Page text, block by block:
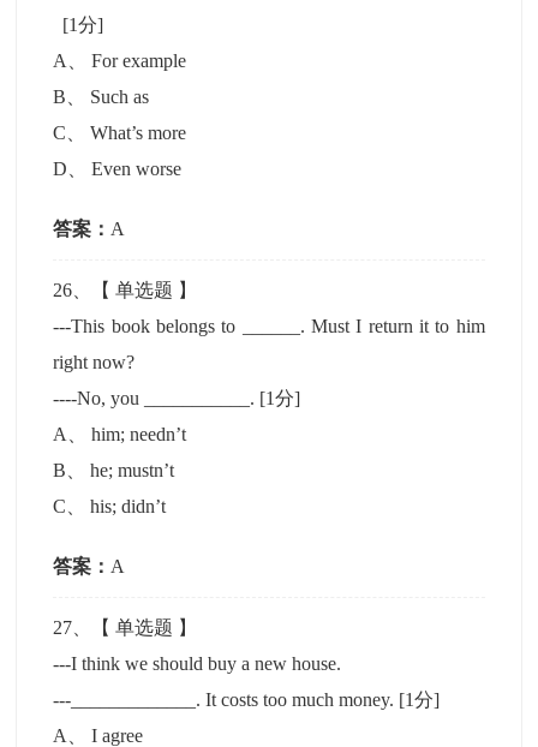
[1分]
A
、For example
B
Such as
C 、What’s more
D 、Even worse
答案： A
26 、【单选题 】
---This book belongs to ______. Must I return it to him
right now?
----No, you ___________. [1分]
A
、him; needn’t
B 、he; mustn’t
C 、his; didn’t
答案： A
27 、【单选题 】
---I think we should buy a new house.
---_____________. It costs too much money. [1分]
A
、I agree